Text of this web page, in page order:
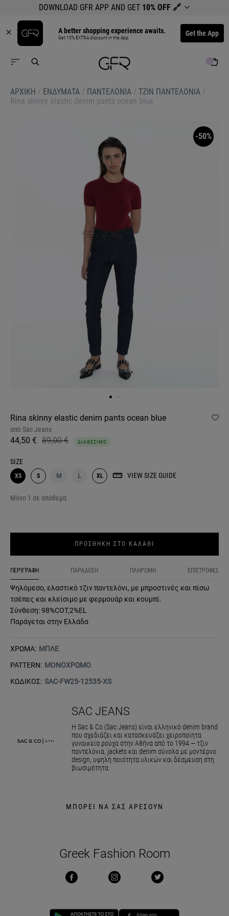
DOWNLOAD GFR APP AND GET 10% OFF 🔗
A better shopping experience awaits.
Get 10% EXTRA discount in the App. Get the App
ΑΡΧΙΚΉ / ΕΝΔΥΜΑΤΑ / ΠΑΝΤΕΛΟΝΙΑ / ΤΖΙΝ ΠΑΝΤΕΛΟΝΙΑ /
Rina skinny elastic denim pants ocean blue
-50%
Rina skinny elastic denim pants ocean blue
απόSac Jeans
44,50 € 89,00 € ΔΙΑΘΕΣΙΜΟ
SIZE
XS S M L XL VIEW SIZE GUIDE
Μόνο 1 σε απόθεμα
ΠΡΟΣΘΗΚΗ ΣΤΟ ΚΑΛΑΘΙ
ΠΕΡΙΓΡΑΦΗ ΠΑΡΑΔΟΣΗ ΠΛΗΡΩΜΗ ΕΠΙΣΤΡΟΦΕΣ
Ψηλόμεσο, ελαστικό τζιν παντελόνι, με μπροστινές και πίσω
τσέπες και κλείσιμο με φερμουάρ και κουμπί.
Σύνθεση: 98%COT,2%EL
Παράγεται στην Ελλάδα
ΧΡΩΜΑ: ΜΠΛΕ
PATTERN: ΜΟΝΟΧΡΩΜΟ
ΚΩΔΙΚΟΣ: SAC-FW25-12535-XS
SAC JEANS
Η Sac & Co (Sac Jeans) είναι ελληνικό denim brand
που σχεδιάζει και κατασκευάζει χειροποίητα
γυναικεία ρούχα στην Αθήνα από το 1994 — τζιν
παντελόνια, jackets και denim σύνολα με μοντέρνο
design, υψηλή ποιότητα υλικών και δέσμευση στη
βιωσιμότητα.
ΜΠΟΡΕΙ ΝΑ ΣΑΣ ΑΡΕΣΟΥΝ
Greek Fashion Room